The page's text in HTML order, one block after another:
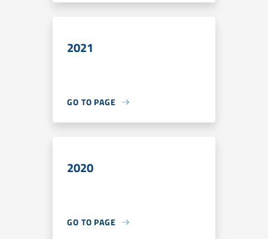
2021
GO TO PAGE
2020
GO TO PAGE